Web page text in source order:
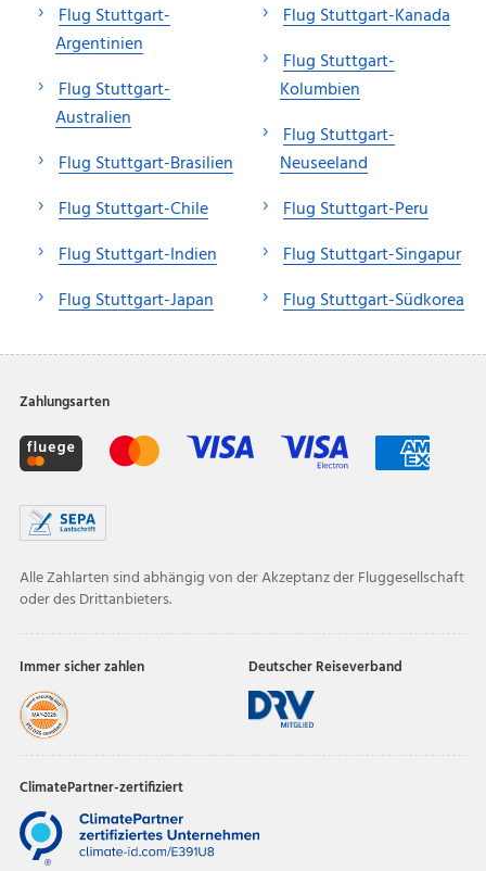
Flug Stuttgart-
Argentinien
Flug Stuttgart-
Australien
Flug Stuttgart-Brasilien
Flug Stuttgart-Chile
Flug Stuttgart-Indien
Flug Stuttgart-Japan
Flug Stuttgart-Kanada
Flug Stuttgart-
Kolumbien
Flug Stuttgart-
Neuseeland
Flug Stuttgart-Peru
Flug Stuttgart-Singapur
Flug Stuttgart-Südkorea